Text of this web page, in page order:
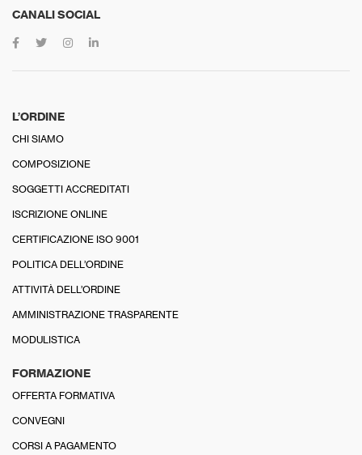
CANALI SOCIAL
L’ORDINE
CHI SIAMO
COMPOSIZIONE
SOGGETTI ACCREDITATI
ISCRIZIONE ONLINE
CERTIFICAZIONE ISO 9001
POLITICA DELL’ORDINE
ATTIVITÀ DELL’ORDINE
AMMINISTRAZIONE TRASPARENTE
MODULISTICA
FORMAZIONE
OFFERTA FORMATIVA
CONVEGNI
CORSI A PAGAMENTO